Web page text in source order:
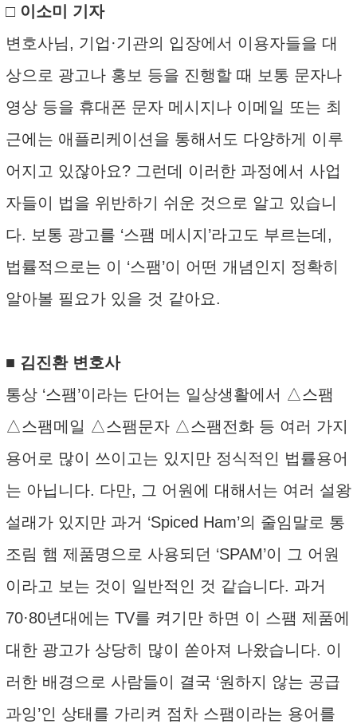
□ 이소미 기자
변호사님, 기업·기관의 입장에서 이용자들을 대
상으로 광고나 홍보 등을 진행할 때 보통 문자나
영상 등을 휴대폰 문자 메시지나 이메일 또는 최
근에는 애플리케이션을 통해서도 다양하게 이루
어지고 있잖아요? 그런데 이러한 과정에서 사업
자들이 법을 위반하기 쉬운 것으로 알고 있습니
다. 보통 광고를 ‘스팸 메시지’라고도 부르는데,
법률적으로는 이 ‘스팸’이 어떤 개념인지 정확히
알아볼 필요가 있을 것 같아요.
■ 김진환 변호사
통상 ‘스팸’이라는 단어는 일상생활에서 △스팸
△스팸메일 △스팸문자 △스팸전화 등 여러 가지
용어로 많이 쓰이고는 있지만 정식적인 법률용어
는 아닙니다. 다만, 그 어원에 대해서는 여러 설왕
설래가 있지만 과거 ‘Spiced Ham’의 줄임말로 통
조림 햄 제품명으로 사용되던 ‘SPAM’이 그 어원
이라고 보는 것이 일반적인 것 같습니다. 과거
70·80년대에는 TV를 켜기만 하면 이 스팸 제품에
대한 광고가 상당히 많이 쏟아져 나왔습니다. 이
러한 배경으로 사람들이 결국 ‘원하지 않는 공급
과잉’인 상태를 가리켜 점차 스팸이라는 용어를